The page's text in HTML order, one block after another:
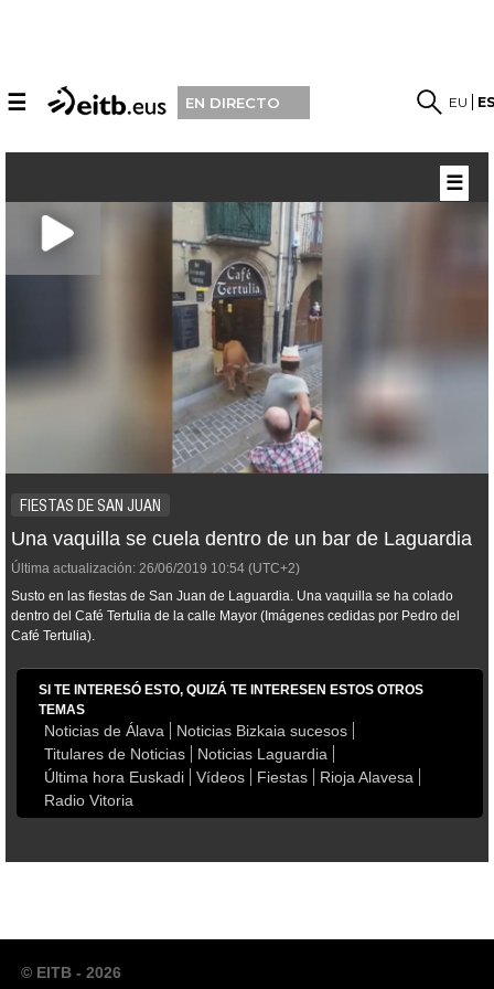
☰ EN DIRECTO EU
FIESTAS DE SAN JUAN
Una vaquilla se cuela dentro de un bar de Laguardia
Última actualización: 26/06/2019 10:54 (UTC+2)
Susto en las fiestas de San Juan de Laguardia. Una vaquilla se ha colado
dentro del Café Tertulia de la calle Mayor (Imágenes cedidas por Pedro del
Café Tertulia).
SI TE INTERESÓ ESTO, QUIZÁ TE INTERESEN ESTOS OTROS
TEMAS
Noticias de Álava
Noticias Bizkaia sucesos
Titulares de Noticias
Noticias Laguardia
Última hora Euskadi
Vídeos Fiestas
Rioja Alavesa
Radio Vitoria
☰
© EITB - 2026